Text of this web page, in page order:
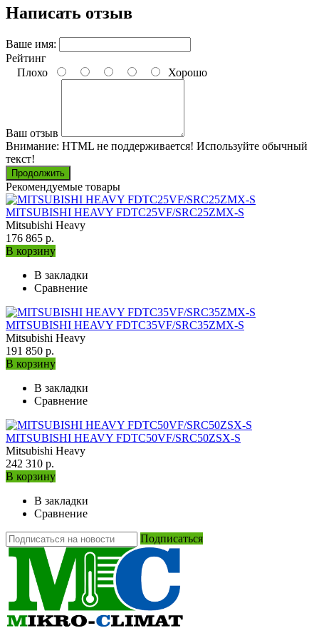
Написать отзыв
Ваше имя:
Рейтинг
Плохо
Хорошо
Ваш отзыв
Внимание: HTML не поддерживается! Используйте обычный
текст!
Продолжить
Рекомендуемые товары
MITSUBISHI HEAVY FDTC25VF/SRC25ZMX-S
Mitsubishi Heavy
176 865 р.
В корзину
В закладки
Сравнение
MITSUBISHI HEAVY FDTC35VF/SRC35ZMX-S
Mitsubishi Heavy
191 850 р.
В корзину
В закладки
Сравнение
MITSUBISHI HEAVY FDTC50VF/SRC50ZSX-S
Mitsubishi Heavy
242 310 р.
В корзину
В закладки
Сравнение
Подписаться